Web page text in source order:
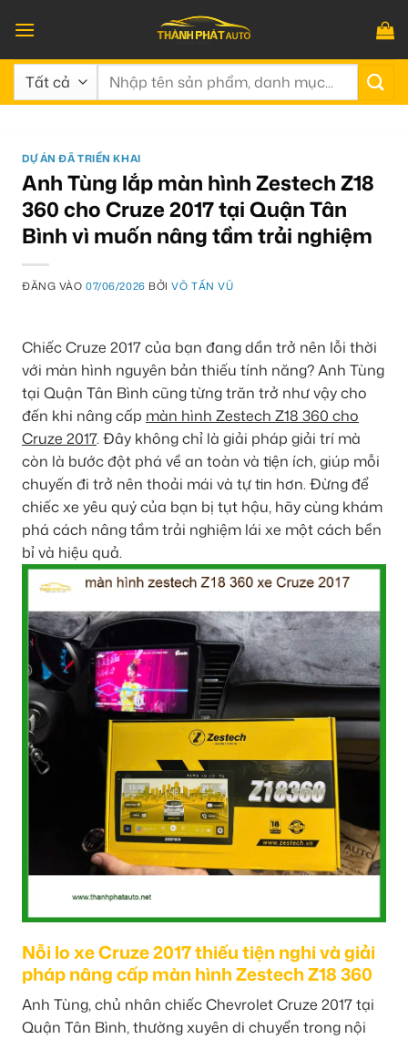
qua
nội
dung
Tìm
DỰ ÁN ĐÃ TRIỂN KHAI
Anh Tùng lắp màn hình Zestech Z18
360 cho Cruze 2017 tại Quận Tân
Bình vì muốn nâng tầm trải nghiệm
ĐĂNG VÀO07/06/2026 BỞIVÕ TẤN VŨ
Chiếc Cruze 2017 của bạn đang dần trở nên lỗi thời
với màn hình nguyên bản thiếu tính năng? Anh Tùng
tại Quận Tân Bình cũng từng trăn trở như vậy cho
đến khi nâng cấp màn hình Zestech Z18 360 cho
Cruze 2017. Đây không chỉ là giải pháp giải trí mà
còn là bước đột phá về an toàn và tiện ích, giúp mỗi
chuyến đi trở nên thoải mái và tự tin hơn. Đừng để
chiếc xe yêu quý của bạn bị tụt hậu, hãy cùng khám
phá cách nâng tầm trải nghiệm lái xe một cách bền
bỉ và hiệu quả.
Nỗi lo xe Cruze 2017 thiếu tiện nghi và giải
pháp nâng cấp màn hình Zestech Z18 360
Anh Tùng, chủ nhân chiếc Chevrolet Cruze 2017 tại
Quận Tân Bình, thường xuyên di chuyển trong nội